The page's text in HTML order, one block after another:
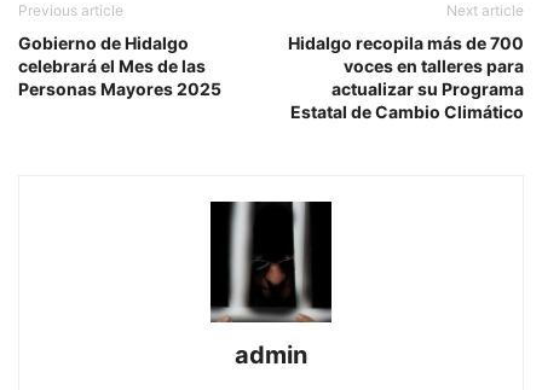
Previous article
Gobierno de Hidalgo
celebrará el Mes de las
Personas Mayores 2025
Next article
Hidalgo recopila más de 700
voces en talleres para
actualizar su Programa
Estatal de Cambio Climático
admin